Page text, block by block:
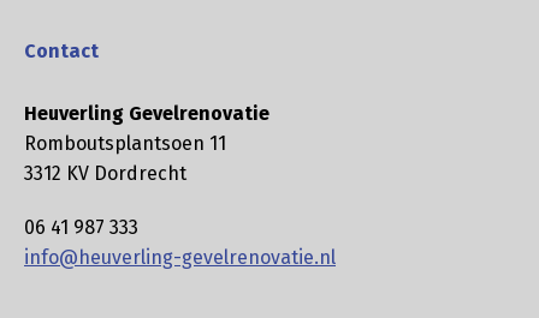
Contact
Heuverling Gevelrenovatie
Romboutsplantsoen 11
3312 KV Dordrecht
06 41 987 333
info@heuverling-gevelrenovatie.nl